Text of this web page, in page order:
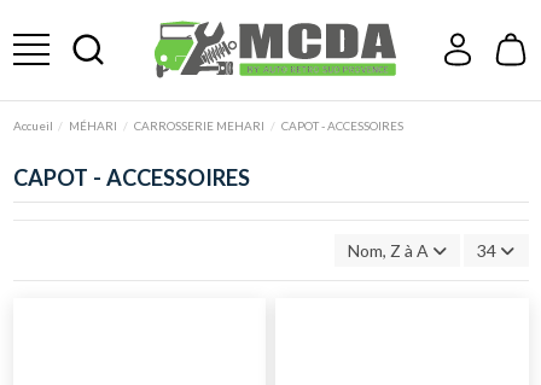
Accueil MÉHARI CARROSSERIE MEHARI CAPOT - ACCESSOIRES
CAPOT - ACCESSOIRES
Nom, Z à A 34